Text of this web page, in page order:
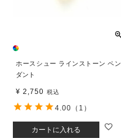
ホースシュー ラインストーン ペン
ダント
¥ 2,750 税込
カートに入れる
4.00 （1）